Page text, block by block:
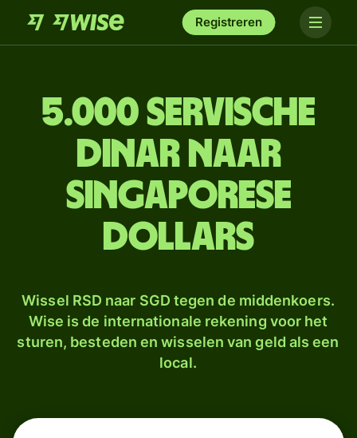
Registreren
5.000 Servische
dinar naar
Singaporese
dollars
Wissel RSD naar SGD tegen de middenkoers.
Wise is de internationale rekening voor het
sturen, besteden en wisselen van geld als een
local.